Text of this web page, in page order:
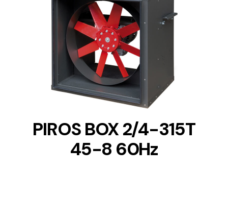
DETAILS
PIROS BOX 2/4-315T
45-8 60Hz